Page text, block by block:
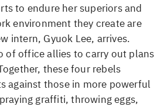
to endure her superiors and
environment they create are
intern, Gyuok Lee, arrives.
of office allies to carry out plans
these four rebels
against those in more powerful
graffiti, throwing eggs,